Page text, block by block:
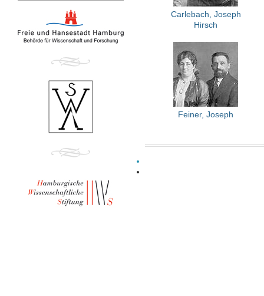
Carlebach, Joseph
Hirsch
Feiner, Joseph